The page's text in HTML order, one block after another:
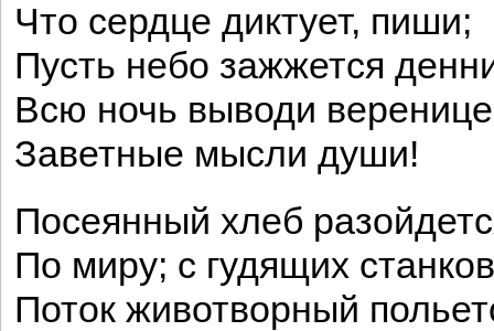
Что сердце диктует, пиши;
Пусть небо зажжется
Всю ночь выводи
Заветные мысли души!
Посеянный хлеб
По миру; с гудящих станков
Поток животворный